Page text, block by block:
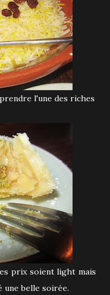
l'une des riches
prix soient light mais
une belle soirée.